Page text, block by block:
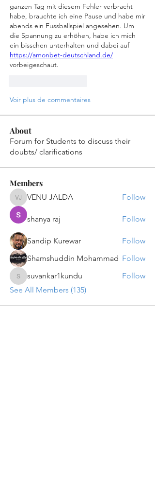
ganzen Tag mit diesem Fehler verbracht
habe, brauchte ich eine Pause und habe mir
abends ein Fussballspiel angesehen. Um
die Spannung zu erhöhen, habe ich mich
ein bisschen unterhalten und dabei auf
https://amonbet-deutschland.de/
vorbeigeschaut.
Voir plus de commentaires
About
Forum for Students to discuss their
doubts/ clarifications
Members
VENU JALDA
VENU JALDA Follow
shanya raj Follow
Sandip Kurewar
Follow
Shamshuddin Mohammad Follow
suvankar1kundu
suvankar1kundu
Follow
See All Members (135)